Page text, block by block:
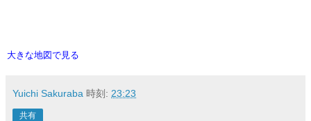
大きな地図で見る
Yuichi Sakuraba 時刻: 23:23
共有